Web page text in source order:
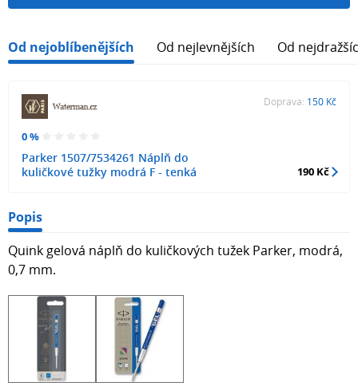
Od nejoblíbenějších Od nejlevnějších Od
0 %
Parker 1507/7534261 Náplň do
kuličkové tužky modrá F - tenká
Doprava: 150 Kč
190 Kč
Popis
Quink gelová náplň do kuličkových tužek Parker, modrá,
0,7 mm.